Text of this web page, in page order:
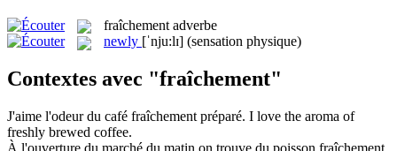
fraîchement adverbe
newly [ˈnju:lɪ] (sensation physique)
Contextes avec "fraîchement"
J'aime l'odeur du café fraîchement préparé. I love the aroma of
freshly brewed coffee.